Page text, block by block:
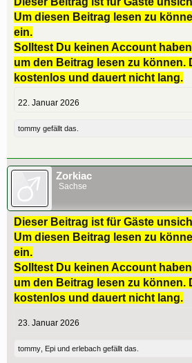
Um diesen Beitrag lesen zu
ein.
Solltest Du keinen Account
um den Beitrag lesen zu können.
kostenlos und dauert nicht lang.
22. Januar 2026
tommy gefällt das.
Zorkiac
Sachse
Dieser Beitrag ist für Gäste
Um diesen Beitrag lesen zu
ein.
Solltest Du keinen Account
um den Beitrag lesen zu können.
kostenlos und dauert nicht lang.
23. Januar 2026
tommy Epi und erlebach gefällt das.